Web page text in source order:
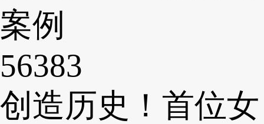
案例
56383
创造历史！首位女